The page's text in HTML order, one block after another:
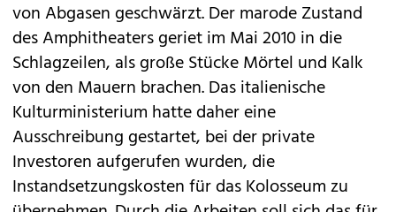
von Abgasen geschwärzt. Der marode Zustand
des Amphitheaters geriet im Mai 2010 in die
Schlagzeilen, als große Stücke Mörtel und Kalk
von den Mauern brachen. Das italienische
Kulturministerium hatte daher eine
Ausschreibung gestartet, bei der private
Investoren aufgerufen wurden, die
Instandsetzungskosten für das Kolosseum zu